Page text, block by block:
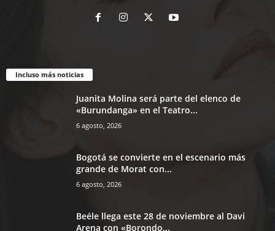
Incluso más noticias
Juanita Molina será parte del elenco de
«Burundanga» en el Teatro...
6 agosto, 2026
Bogotá se convierte en el escenario más
grande de Morat con...
6 agosto, 2026
Beéle llega este 28 de noviembre al Davi
Arena con «Borondo...